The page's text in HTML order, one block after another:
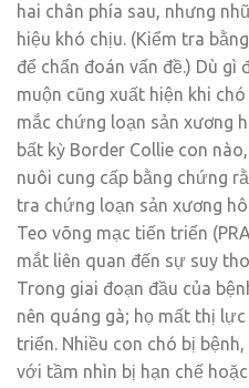
hai chân phía sau, nhưng
hiệu khó chịu. (Kiểm tra
để chẩn đoán vấn đề.) Dù
muộn cũng xuất hiện khi
mắc chứng loạn sản xương
bất kỳ Border Collie con
nuôi cung cấp bằng chứng
tra chứng loạn sản xương
Teo võng mạc tiến triển
mắt liên quan đến sự suy
Trong giai đoạn đầu của
nên quáng gà; họ mất thị
triển. Nhiều con chó bị
với tầm nhìn bị hạn chế